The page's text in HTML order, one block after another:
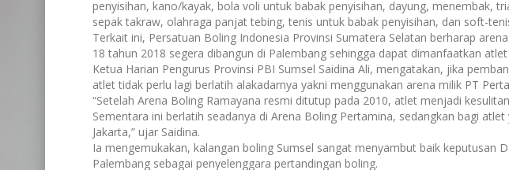
penyisihan, kano/kayak, bola voli untuk babak penyisihan, dayung, menembak,
sepak takraw, olahraga panjat tebing, tenis untuk babak penyisihan, dan soft-
Terkait ini, Persatuan Boling Indonesia Provinsi Sumatera Selatan berharap
18 tahun 2018 segera dibangun di Palembang sehingga dapat dimanfaatkan
Ketua Harian Pengurus Provinsi PBI Sumsel Saidina Ali, mengatakan, jika
atlet tidak perlu lagi berlatih alakadarnya yakni menggunakan arena milik PT
“Setelah Arena Boling Ramayana resmi ditutup pada 2010, atlet menjadi
Sementara ini berlatih seadanya di Arena Boling Pertamina, sedangkan bagi
Jakarta,” ujar Saidina.
Ia mengemukakan, kalangan boling Sumsel sangat menyambut baik keputusan
Palembang sebagai penyelenggara pertandingan boling.